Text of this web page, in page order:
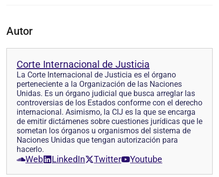
Autor
Corte Internacional de Justicia
La Corte Internacional de Justicia es el órgano
perteneciente a la Organización de las Naciones
Unidas. Es un órgano judicial que busca arreglar las
controversias de los Estados conforme con el derecho
internacional. Asimismo, la CIJ es la que se encarga
de emitir dictámenes sobre cuestiones jurídicas que le
sometan los órganos u organismos del sistema de
Naciones Unidas que tengan autorización para
hacerlo.
Web LinkedIn Twitter Youtube